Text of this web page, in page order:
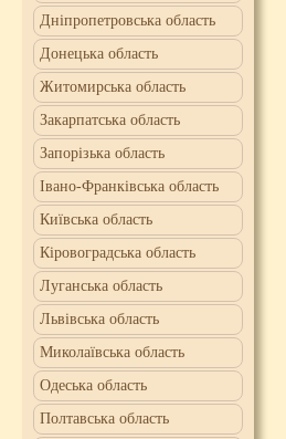
Дніпропетровська область
Донецька область
Житомирська область
Закарпатська область
Запорізька область
Івано-Франківська область
Київська область
Кіровоградська область
Луганська область
Львівська область
Миколаївська область
Одеська область
Полтавська область